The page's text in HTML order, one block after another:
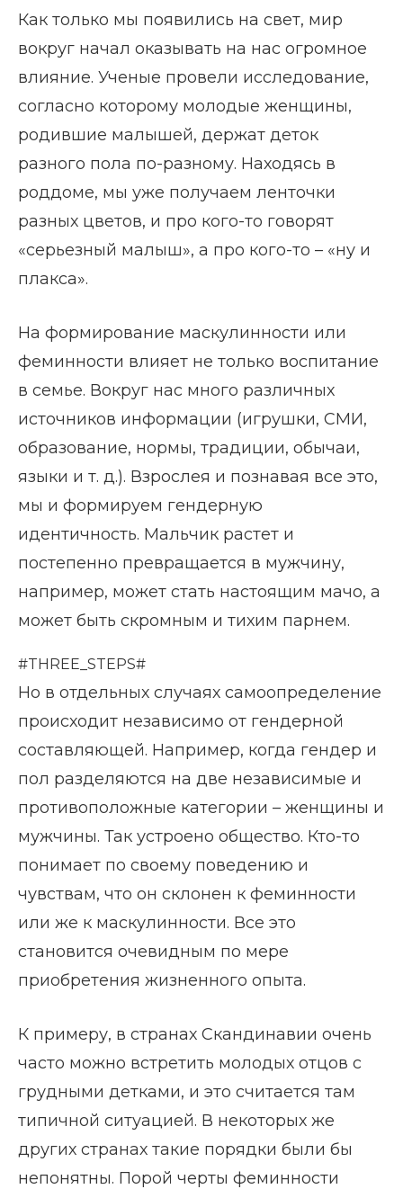
Как только мы появились на свет, мир
вокруг начал оказывать на нас огромное
влияние. Ученые провели исследование,
согласно которому молодые женщины,
родившие малышей, держат деток
разного пола по-разному. Находясь в
роддоме, мы уже получаем ленточки
разных цветов, и про кого-то говорят
«серьезный малыш», а про кого-то – «ну и
плакса».
На формирование маскулинности или
феминности влияет не только воспитание
в семье. Вокруг нас много различных
источников информации (игрушки, СМИ,
образование, нормы, традиции, обычаи,
языки и т. д.). Взрослея и познавая все это,
мы и формируем гендерную
идентичность. Мальчик растет и
постепенно превращается в мужчину,
например, может стать настоящим мачо, а
может быть скромным и тихим парнем.
#THREE_STEPS#
Но в отдельных случаях самоопределение
происходит независимо от гендерной
составляющей. Например, когда гендер и
пол разделяются на две независимые и
противоположные категории – женщины и
мужчины. Так устроено общество. Кто-то
понимает по своему поведению и
чувствам, что он склонен к феминности
или же к маскулинности. Все это
становится очевидным по мере
приобретения жизненного опыта.
К примеру, в странах Скандинавии очень
часто можно встретить молодых отцов с
грудными детками, и это считается там
типичной ситуацией. В некоторых же
других странах такие порядки были бы
непонятны. Порой черты феминности